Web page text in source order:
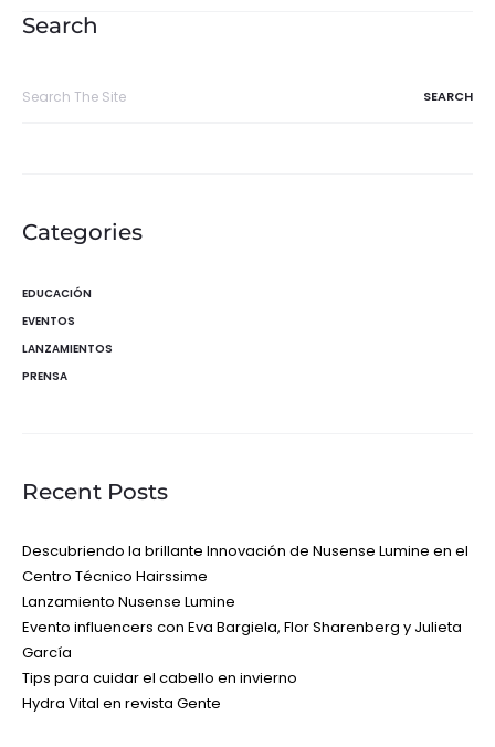
entradas
Search
Categories
EDUCACIÓN
EVENTOS
LANZAMIENTOS
PRENSA
Recent Posts
Descubriendo la brillante Innovación de Nusense Lumine en el
Centro Técnico Hairssime
Lanzamiento Nusense Lumine
Evento influencers con Eva Bargiela, Flor Sharenberg y Julieta
García
Tips para cuidar el cabello en invierno
Hydra Vital en revista Gente